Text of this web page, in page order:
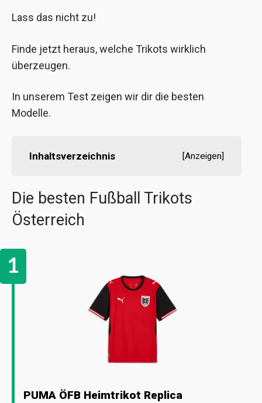
Lass das nicht zu!
Finde jetzt heraus, welche Trikots wirklich
überzeugen.
In unserem Test zeigen wir dir die besten
Modelle.
Inhaltsverzeichnis [Anzeigen]
Die besten Fußball Trikots
Österreich
PUMA ÖFB Heimtrikot Replica